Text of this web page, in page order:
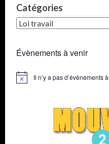
Catégories
Catégories
Évènements à venir
Notice Il n’y a pas d’évènements